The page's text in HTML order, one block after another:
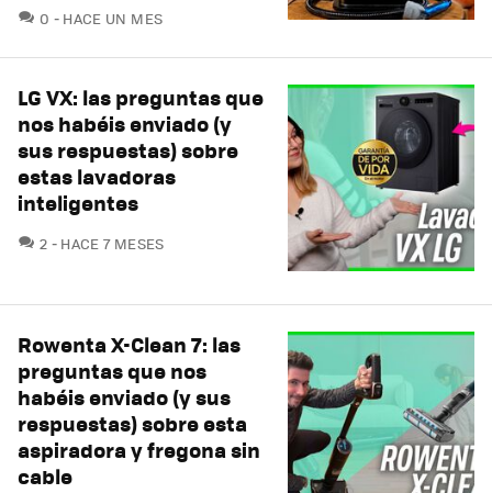
0 COMENTARIOS
HACE UN MES
LG VX: las preguntas que
nos habéis enviado (y
sus respuestas) sobre
estas lavadoras
inteligentes
2 COMENTARIOS
HACE 7 MESES
Rowenta X-Clean 7: las
preguntas que nos
habéis enviado (y sus
respuestas) sobre esta
aspiradora y fregona sin
cable